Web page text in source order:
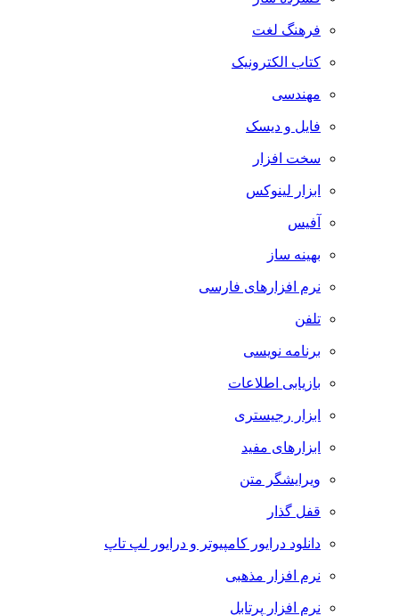
فرهنگ لغت
کتاب الکترونیک
مهندسی
فایل و دیسک
سخت افزار
ابزار لینوکس
آفیس
بهینه ساز
نرم افزارهای فارسی
تلفن
برنامه نویسی
بازیابی اطلاعات
ابزار رجیستری
ابزارهای مفید
ویرایشگر متن
قفل گذار
دانلود درایور کامپیوتر و درایور لپ تاپ
نرم افزار مذهبی
نرم افزار پرتابل